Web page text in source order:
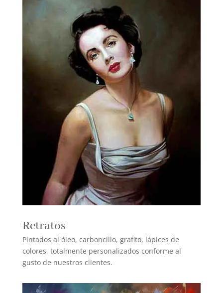
Retratos
Pintados al óleo, carboncillo, grafito, lápices de
colores, totalmente personalizados conforme al
gusto de nuestros clientes.